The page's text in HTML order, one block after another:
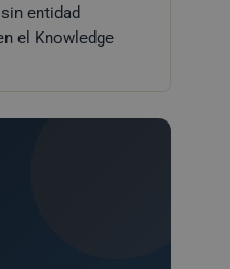
entidad
el Knowledge